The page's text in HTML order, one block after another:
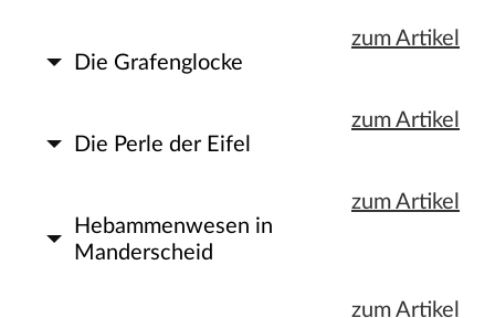
Die Grafenglocke
zum Artikel
Die Perle der Eifel
zum Artikel
Hebammenwesen in
Manderscheid
zum Artikel
zum Artikel